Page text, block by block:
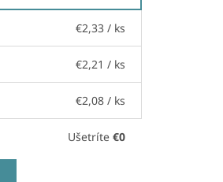
€2,33 / ks
€2,21 / ks
€2,08 / ks
Ušetríte €0